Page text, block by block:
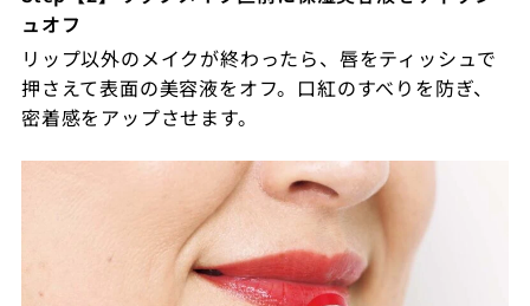
ュオフ
リップ以外のメイクが終わったら、唇をティッシュで
押さえて表面の美容液をオフ。口紅のすべりを防ぎ、
密着感をアップさせます。